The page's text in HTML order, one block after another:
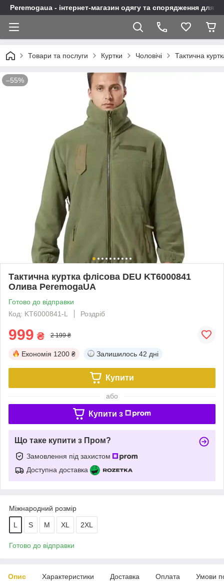
Peremogaua - інтернет-магазин одягу та спорядження для
Товари та послуги Куртки Чоловічі Тактична
–55%
Тактична куртка флісова DEU KT6000841
Олива PeremogaUA
Готово до відправки
Код: KT6000841-L
Роздріб
999 ₴ 2 199 ₴
Економія 1200 ₴ Залишилось 42 дні
Купити
або
Купити з
Що таке купити з Пром?
Замовлення під захистом
Доступна доставка
Міжнародний розмір
L S M XL 2XL
Готово до відправки
Опис Характеристики Доставка Оплата Умови